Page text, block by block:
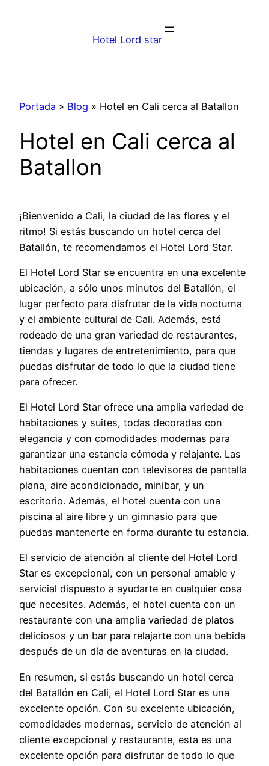
Hotel Lord star
Portada » Blog » Hotel en Cali cerca al Batallon
Hotel en Cali cerca al
Batallon
¡Bienvenido a Cali, la ciudad de las flores y el
ritmo! Si estás buscando un hotel cerca del
Batallón, te recomendamos el Hotel Lord Star.
El Hotel Lord Star se encuentra en una excelente
ubicación, a sólo unos minutos del Batallón, el
lugar perfecto para disfrutar de la vida nocturna
y el ambiente cultural de Cali. Además, está
rodeado de una gran variedad de restaurantes,
tiendas y lugares de entretenimiento, para que
puedas disfrutar de todo lo que la ciudad tiene
para ofrecer.
El Hotel Lord Star ofrece una amplia variedad de
habitaciones y suites, todas decoradas con
elegancia y con comodidades modernas para
garantizar una estancia cómoda y relajante. Las
habitaciones cuentan con televisores de pantalla
plana, aire acondicionado, minibar, y un
escritorio. Además, el hotel cuenta con una
piscina al aire libre y un gimnasio para que
puedas mantenerte en forma durante tu estancia.
El servicio de atención al cliente del Hotel Lord
Star es excepcional, con un personal amable y
servicial dispuesto a ayudarte en cualquier cosa
que necesites. Además, el hotel cuenta con un
restaurante con una amplia variedad de platos
deliciosos y un bar para relajarte con una bebida
después de un día de aventuras en la ciudad.
En resumen, si estás buscando un hotel cerca
del Batallón en Cali, el Hotel Lord Star es una
excelente opción. Con su excelente ubicación,
comodidades modernas, servicio de atención al
cliente excepcional y restaurante, esta es una
excelente opción para disfrutar de todo lo que